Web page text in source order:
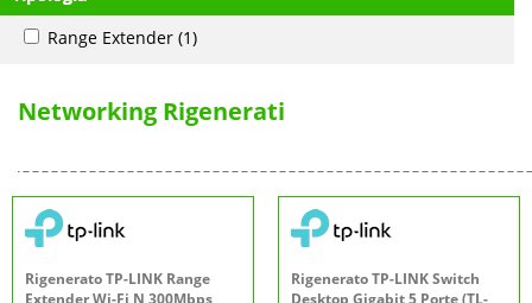
Range Extender (1)
Networking Rigenerati
Rigenerato TP-LINK Range
Extender Wi-Fi N 300Mbps
Rigenerato TP-LINK Switch
Desktop Gigabit 5 Porte (TL-